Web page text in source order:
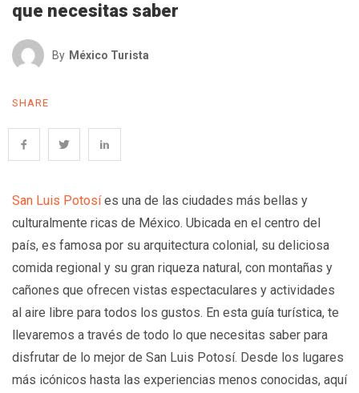
que necesitas saber
By México Turista
SHARE
San Luis Potosíes una de las ciudades más bellas y
culturalmente ricas de México. Ubicada en el centro del
país, es famosa por su arquitectura colonial, su deliciosa
comida regional y su gran riqueza natural, con montañas y
cañones que ofrecen vistas espectaculares y actividades
al aire libre para todos los gustos. En esta guía turística, te
llevaremos a través de todo lo que necesitas saber para
disfrutar de lo mejor de San Luis Potosí. Desde los lugares
más icónicos hasta las experiencias menos conocidas, aquí